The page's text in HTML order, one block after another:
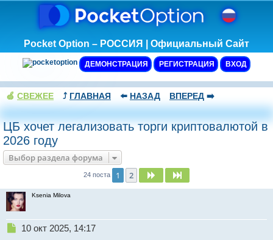
Pocket Option – РОССИЯ | Официальный Сайт
ДЕМОНСТРАЦИЯ РЕГИСТРАЦИЯ ВХОД
🍏 СВЕЖЕЕ ⤴️ ГЛАВНАЯ ⬅️ НАЗАД ВПЕРЕД ➡️
ЦБ хочет легализовать торги криптовалютой в
2026 году
Выбор раздела форума
24 поста 1 2 След.
Ksenia Milova
Н10 окт 2025, 14:17